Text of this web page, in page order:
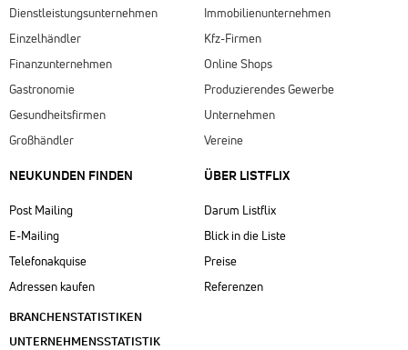
Dienstleistungsunternehmen
Einzelhändler
Finanzunternehmen
Gastronomie
Gesundheitsfirmen
Großhändler
Immobilienunternehmen
Kfz-Firmen
Online Shops
Produzierendes Gewerbe
Unternehmen
Vereine
NEUKUNDEN FINDEN
Post Mailing
E-Mailing
Telefonakquise
Adressen kaufen
BRANCHENSTATISTIKEN
UNTERNEHMENSSTATISTIK
ÜBER LISTFLIX​
Darum Listflix
Blick in die Liste
Preise
Referenzen